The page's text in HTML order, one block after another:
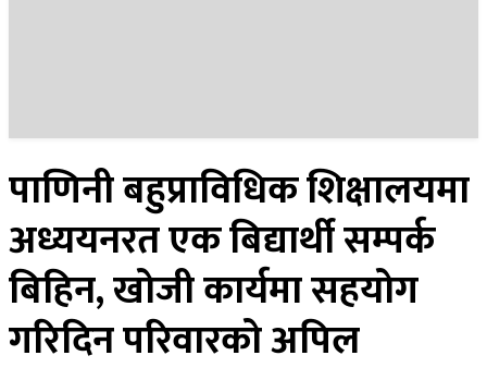
पाणिनी बहुप्राविधिक शिक्षालयमा
अध्ययनरत एक बिद्यार्थी सम्पर्क
बिहिन, खोजी कार्यमा सहयोग
गरिदिन परिवारको अपिल